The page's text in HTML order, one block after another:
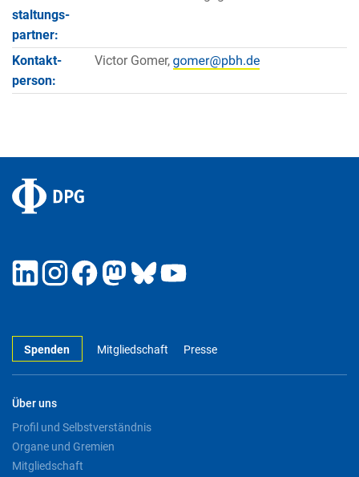
staltungs­
partner:
Kontakt­
person:
Victor Gomer,
Spenden Mitgliedschaft Presse
Über uns
Profil und Selbstverständnis
Organe und Gremien
Mitgliedschaft